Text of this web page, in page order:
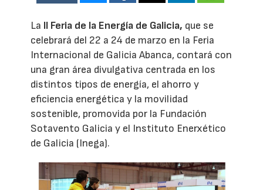
La II Feria de la Energía de Galicia, que se
celebrará del 22 a 24 de marzo en la Feria
Internacional de Galicia Abanca, contará con
una gran área divulgativa centrada en los
distintos tipos de energía, el ahorro y
eficiencia energética y la movilidad
sostenible, promovida por la Fundación
Sotavento Galicia y el Instituto Enerxético
de Galicia (Inega).